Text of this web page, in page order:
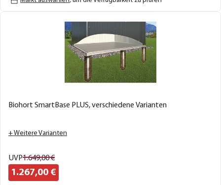
Biohort SmartBase PLUS, verschiedene Varianten
+ Weitere Varianten
UVP1.649,00€
1.267,00 €